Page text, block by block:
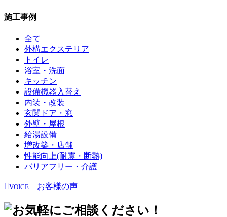
施工事例
全て
外構エクステリア
トイレ
浴室・洗面
キッチン
設備機器入替え
内装・改装
玄関ドア・窓
外壁・屋根
給湯設備
増改築・店舗
性能向上(耐震・断熱)
バリアフリー・介護
VOICE お客様の声